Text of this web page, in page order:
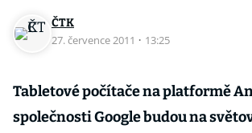
ČTK
27. července 2011 · 13:25
Tabletové počítače na platformě
společnosti Google budou na